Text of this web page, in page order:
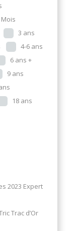
Mois
3 ans
4-6 ans
6 ans +
9 ans
18 ans
2023 Expert
Trac d’Or